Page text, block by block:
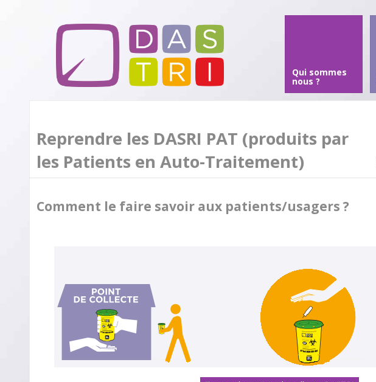
Qui sommes
nous ?
Reprendre les DASRI PAT (produits par
les Patients en Auto-Traitement)
Comment le faire savoir aux patients/usagers ?